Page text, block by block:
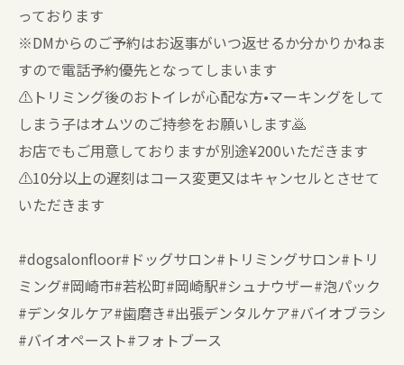
っております
※DMからのご予約はお返事がいつ返せるか分かりかねま
すので電話予約優先となってしまいます
⚠️トリミング後のおトイレが心配な方•マーキングをして
しまう子はオムツのご持参をお願いします🙇
お店でもご用意しておりますが別途¥200いただきます
⚠️10分以上の遅刻はコース変更又はキャンセルとさせて
いただきます
#dogsalonfloor#ドッグサロン#トリミングサロン#トリ
ミング#岡崎市#若松町#岡崎駅#シュナウザー#泡パック
#デンタルケア#歯磨き#出張デンタルケア#バイオブラシ
#バイオペースト#フォトブース